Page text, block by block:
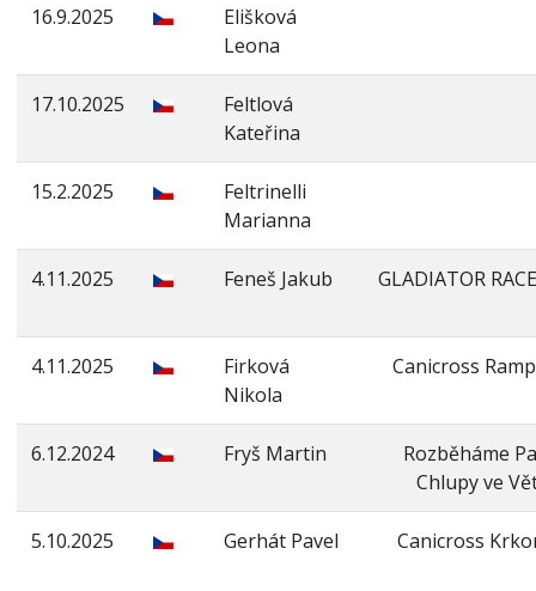
16.9.2025
Elišková
Leona
17.10.2025
Feltlová
Kateřina
15.2.2025
Feltrinelli
Marianna
4.11.2025 Feneš Jakub GLADIATOR
4.11.2025
Firková
Nikola
Canicross
6.12.2024 Fryš Martin
Rozběháme
Chlupy ve
5.10.2025 Gerhát Pavel Canicross